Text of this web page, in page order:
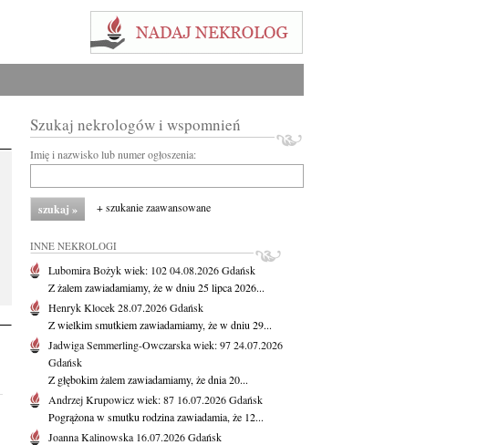
Szukaj nekrologów i wspomnień
Imię i nazwisko lub numer ogłoszenia:
+ szukanie zaawansowane
INNE NEKROLOGI
Lubomira Bożykwiek: 10204.08.2026Gdańsk
Z żalem zawiadamiamy, że w dniu 25 lipca 2026...
Henryk Klocek28.07.2026Gdańsk
Z wielkim smutkiem zawiadamiamy, że w dniu 29...
Jadwiga Semmerling-Owczarskawiek: 9724.07.2026
Gdańsk
Z głębokim żalem zawiadamiamy, że dnia 20...
Andrzej Krupowiczwiek: 87 16.07.2026Gdańsk
Pogrążona w smutku rodzina zawiadamia, że 12...
Joanna Kalinowska 16.07.2026Gdańsk